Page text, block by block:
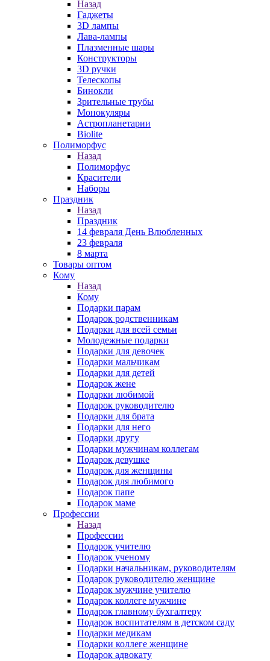
Назад
Гаджеты
3D лампы
Лава-лампы
Плазменные шары
Конструкторы
3D ручки
Телескопы
Бинокли
Зрительные трубы
Монокуляры
Астропланетарии
Biolite
Полиморфус
Назад
Полиморфус
Красители
Наборы
Праздник
Назад
Праздник
14 февраля День Влюбленных
23 февраля
8 марта
Товары оптом
Кому
Назад
Кому
Подарки парам
Подарок родственникам
Подарки для всей семьи
Молодежные подарки
Подарки для девочек
Подарки мальчикам
Подарки для детей
Подарок жене
Подарки любимой
Подарок руководителю
Подарки для брата
Подарки для него
Подарки другу
Подарки мужчинам коллегам
Подарок девушке
Подарок для женщины
Подарок для любимого
Подарок папе
Подарок маме
Профессии
Назад
Профессии
Подарок учителю
Подарок ученому
Подарки начальникам, руководителям
Подарок руководителю женщине
Подарок мужчине учителю
Подарок коллеге мужчине
Подарок главному бухгалтеру
Подарок воспитателям в детском саду
Подарки медикам
Подарки коллеге женщине
Подарок адвокату